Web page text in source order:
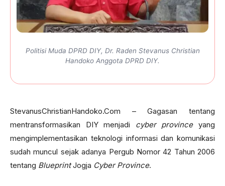
Politisi Muda DPRD DIY, Dr. Raden Stevanus Christian
Handoko Anggota DPRD DIY.
StevanusChristianHandoko.Com – Gagasan tentang
mentransformasikan DIY menjadi cyber provinceyang
mengimplementasikan teknologi informasi dan komunikasi
sudah muncul sejak adanya Pergub Nomor 42 Tahun 2006
tentang BlueprintJogja Cyber Province.